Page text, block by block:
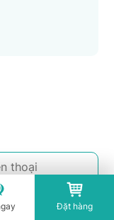
Đặt hàng